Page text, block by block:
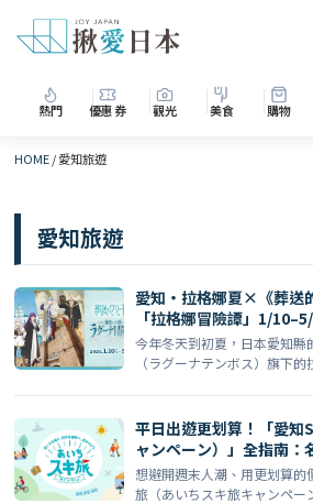
熱門 優惠券 觀光 美食 購物
HOME/愛知旅遊
愛知旅遊
愛知・拉格娜夏×《葬送
「拉格娜冒險譚」1/
今年冬天到初夏，日本愛知
（ラグーナテンボス）旗下
平日出遊更划算！「愛知
ャンペーン）」全指南：
三河・東三河優惠與精選
結）
想避開週末人潮、用更划算的
旅（あいちスキ旅キャンペー